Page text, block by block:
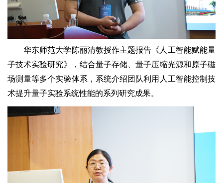
华东师范大学陈丽清教授作主题报告《人工智能赋能量
子技术实验研究》，结合量子存储、量子压缩光源和原子磁
场测量等多个实验体系，系统介绍团队利用人工智能控制技
术提升量子实验系统性能的系列研究成果。